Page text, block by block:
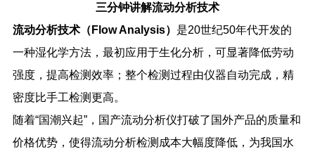
三分钟讲解流动分析技术
流动分析技术（ Flow Analysis） 是20世纪50年代开发的
一种湿化学方法，最初应用于生化分析，可显著降低劳动
强度，提高检测效率；整个检测过程由仪器自动完成，精
密度比手工检测更高。
随着“国潮兴起”，国产流动分析仪打破了国外产品的质量和
价格优势，使得流动分析检测成本大幅度降低，为我国水